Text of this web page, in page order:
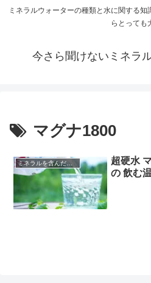
ミネラルウォーターの種類と水に関する
らとっても
今さら聞けないミネラ
マグナ1800
ミネラルを含んだ温泉水
超硬水 マグナ
の 飲む